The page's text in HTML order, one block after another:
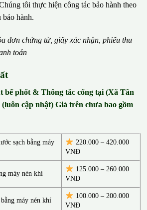
tôi thực hiện công tác bảo hành theo
bảo hành.
a đơn chứng từ, giấy xác nhận, phiếu thu
toán
bể phốt & Thông tắc cống tại (Xã Tân
cập nhật) Giá trên chưa bao gồm
sạch bằng máy
220.000 – 420.000
VNĐ
máy nén khí
125.000 – 260.000
VNĐ
máy nén khí
100.000 – 200.000
VNĐ